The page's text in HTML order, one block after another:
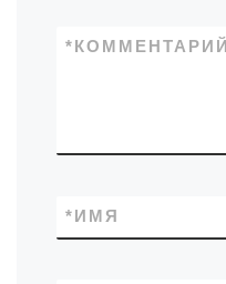
КОММЕНТАРИЙ
*
ИМЯ
*